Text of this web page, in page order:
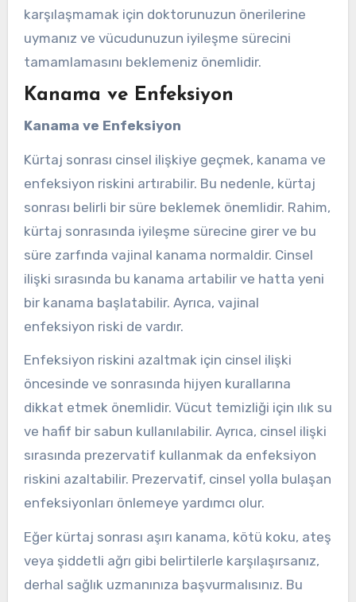
karşılaşmamak için doktorunuzun önerilerine
uymanız ve vücudunuzun iyileşme sürecini
tamamlamasını beklemeniz önemlidir.
Kanama ve Enfeksiyon
Kanama ve Enfeksiyon
Kürtaj sonrası cinsel ilişkiye geçmek, kanama ve
enfeksiyon riskini artırabilir. Bu nedenle, kürtaj
sonrası belirli bir süre beklemek önemlidir. Rahim,
kürtaj sonrasında iyileşme sürecine girer ve bu
süre zarfında vajinal kanama normaldir. Cinsel
ilişki sırasında bu kanama artabilir ve hatta yeni
bir kanama başlatabilir. Ayrıca, vajinal
enfeksiyon riski de vardır.
Enfeksiyon riskini azaltmak için cinsel ilişki
öncesinde ve sonrasında hijyen kurallarına
dikkat etmek önemlidir. Vücut temizliği için ılık su
ve hafif bir sabun kullanılabilir. Ayrıca, cinsel ilişki
sırasında prezervatif kullanmak da enfeksiyon
riskini azaltabilir. Prezervatif, cinsel yolla bulaşan
enfeksiyonları önlemeye yardımcı olur.
Eğer kürtaj sonrası aşırı kanama, kötü koku, ateş
veya şiddetli ağrı gibi belirtilerle karşılaşırsanız,
derhal sağlık uzmanınıza başvurmalısınız. Bu